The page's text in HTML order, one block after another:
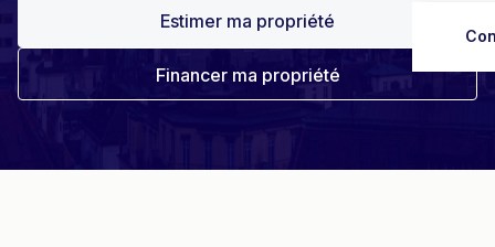
Estimer ma propriété
Financer ma propriété